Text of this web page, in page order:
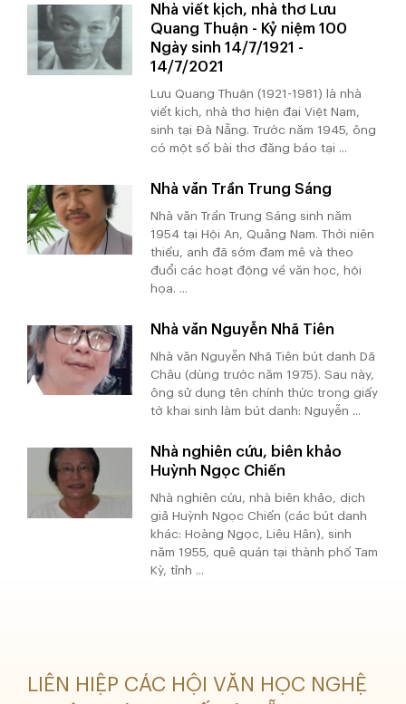
Nhà viết kịch, nhà thơ Lưu
Quang Thuận - Kỷ niệm 100
Ngày sinh 14/7/1921 -
14/7/2021
Lưu Quang Thuận (1921-1981) là nhà
viết kịch, nhà thơ hiện đại Việt Nam,
sinh tại Đà Nẵng. Trước năm 1945, ông
có một số bài thơ đăng báo tại ...
Nhà văn Trần Trung Sáng
Nhà văn Trần Trung Sáng sinh năm
1954 tại Hội An, Quảng Nam. Thời niên
thiếu, anh đã sớm đam mê và theo
đuổi các hoạt động về văn học, hội
họa. ...
Nhà văn Nguyễn Nhã Tiên
Nhà văn Nguyễn Nhã Tiên bút danh Dã
Châu (dùng trước năm 1975). Sau này,
ông sử dụng tên chính thức trong giấy
tờ khai sinh làm bút danh: Nguyễn ...
Nhà nghiên cứu, biên khảo
Huỳnh Ngọc Chiến
Nhà nghiên cứu, nhà biên khảo, dịch
giả Huỳnh Ngọc Chiến (các bút danh
khác: Hoàng Ngọc, Liêu Hân), sinh
năm 1955, quê quán tại thành phố Tam
Kỳ, tỉnh ...
LIÊN HIỆP CÁC HỘI VĂN HỌC NGHỆ